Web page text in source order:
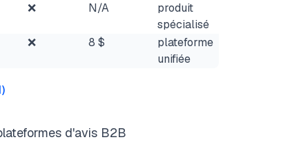
❌
N/A
produit
spécialisé
❌
8 $
plateforme
unifiée
)
d'avis B2B